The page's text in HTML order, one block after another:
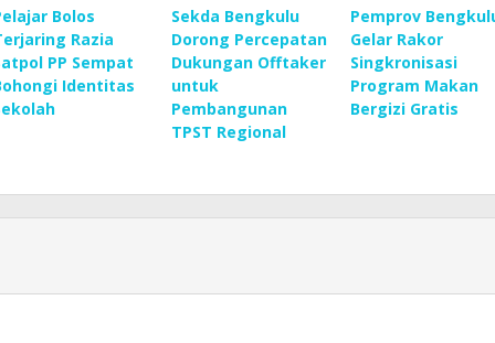
Bolos
Razia
PP Sempat
Identitas
Sekda Bengkulu
Dorong Percepatan
Dukungan Offtaker
untuk
Pembangunan
TPST Regional
Pemprov
Gelar Rakor
Singkronisasi
Program Makan
Bergizi Gratis